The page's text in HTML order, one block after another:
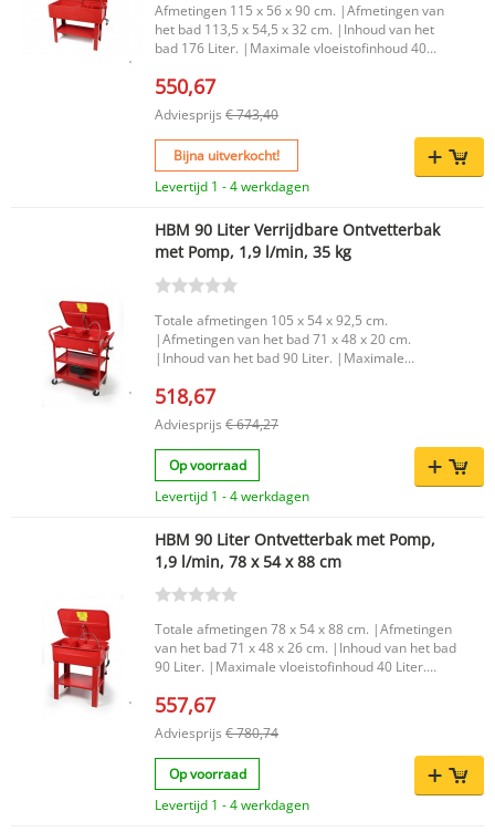
voertuigen Productkenmerken Merk: Eurol
Inhoud: 5 liter EAN: 8712569004819 De Eurol
Power Cleaner Bio 2000 koudontvetter kan naar
wens worden verdund met warm of koud water.
Afhankelijk van de vervuiling is een dosering van
1:400 tot 1:10 aan te houden, waardoor je de
schoonmaakklussen.
Afmetingen 115 x 56 x 90 cm. |Afmetingen van
het bad 113,5 x 54,5 x 32 cm. |Inhoud van het
bad 176 Liter. |Maximale vloeistofinhoud 40
550,67
Adviesprijs € 743,40
Bijna uitverkocht!
Levertijd 1 - 4 werkdagen
HBM 90 Liter Verrijdbare Ontvetterbak
met Pomp, 1,9 l/min, 35 kg
Totale afmetingen 105 x 54 x 92,5 cm.
|Afmetingen van het bad 71 x 48 x 20 cm.
|Inhoud van het bad 90 Liter. |Maximale
Liter per minuut. |
518,67
Adviesprijs € 674,27
Op voorraad
Levertijd 1 - 4 werkdagen
HBM 90 Liter Ontvetterbak met Pomp,
1,9 l/min, 78 x 54 x 88 cm
Totale afmetingen 78 x 54 x 88 cm. |Afmetingen
van het bad 71 x 48 x 26 cm. |Inhoud van het bad
90 Liter. |Maximale vloeistofinhoud 40 Liter.
557,67
Adviesprijs € 780,74
Op voorraad
Levertijd 1 - 4 werkdagen